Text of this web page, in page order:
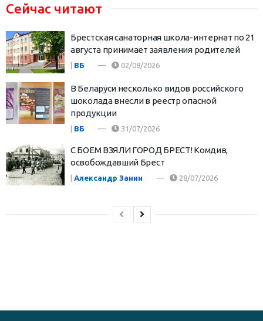
Сейчас читают
Брестская санаторная школа-интернат по 21
августа принимает заявления родителей
ВБ 02/08/2026
В Беларуси несколько видов российского
шоколада внесли в реестр опасной
продукции
| ВБ 31/07/2026
С БОЕМ ВЗЯЛИ ГОРОД БРЕСТ! Комдив,
освобождавший Брест
| Александр Занин 28/07/2026